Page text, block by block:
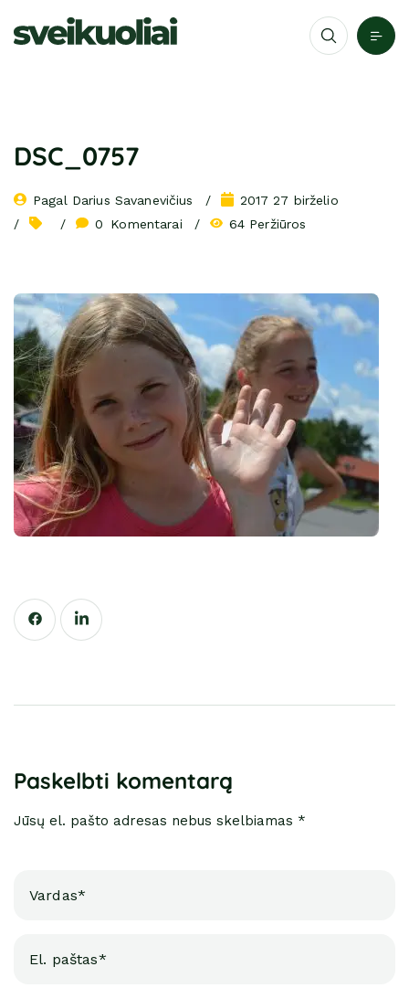
DSC_0757
Pagal Darius Savanevičius
2017 27 birželio
0
Komentarai 64 Peržiūros
Paskelbti komentarą
Jūsų el. pašto adresas nebus skelbiamas *